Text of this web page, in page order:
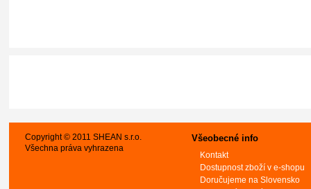
Copyright © 2011 SHEAN s.r.o.
Všechna práva vyhrazena
Všeobecné info
Kontakt
Dostupnost zboží v e-shopu
Doručujeme na Slovensko